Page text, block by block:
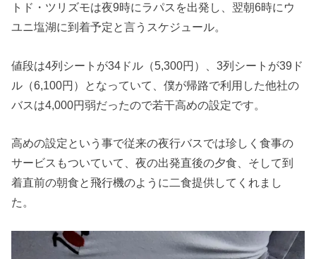
トド・ツリズモは夜9時にラパスを出発し、翌朝6時にウ
ユニ塩湖に到着予定と言うスケジュール。
値段は4列シートが34ドル（5,300円）、3列シートが39ド
ル（6,100円）となっていて、僕が帰路で利用した他社の
バスは4,000円弱だったので若干高めの設定です。
高めの設定という事で従来の夜行バスでは珍しく食事の
サービスもついていて、夜の出発直後の夕食、そして到
着直前の朝食と飛行機のように二食提供してくれまし
た。